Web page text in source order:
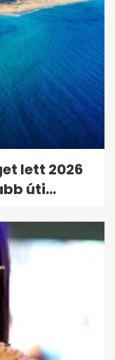
lett 2026
úti...